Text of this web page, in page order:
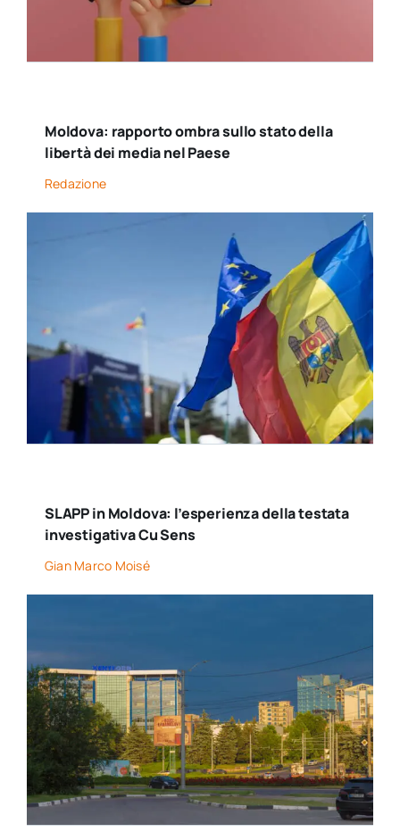
Moldova: rapporto ombra sullo stato della
libertà dei media nel Paese
Redazione
SLAPP in Moldova: l’esperienza della testata
investigativa Cu Sens
Gian Marco Moisé